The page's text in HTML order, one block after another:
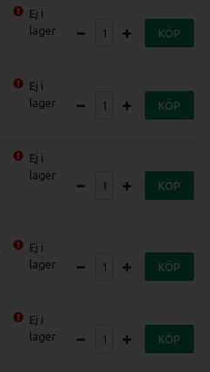
Ej i
lager
KÖP
Ej i
lager
KÖP
Ej i
lager
KÖP
Ej i
lager
KÖP
Ej i
lager
KÖP